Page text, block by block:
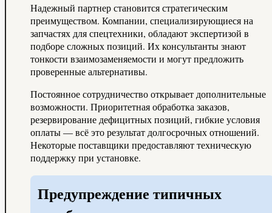
Надежный партнер становится стратегическим
преимуществом. Компании, специализирующиеся на
запчастях для спецтехники, обладают экспертизой в
подборе сложных позиций. Их консультанты знают
тонкости взаимозаменяемости и могут предложить
проверенные альтернативы.
Постоянное сотрудничество открывает дополнительные
возможности. Приоритетная обработка заказов,
резервирование дефицитных позиций, гибкие условия
оплаты — всё это результат долгосрочных отношений.
Некоторые поставщики предоставляют техническую
поддержку при установке.
Предупреждение типичных